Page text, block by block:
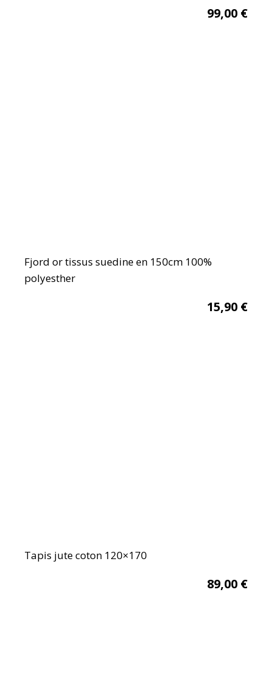
99,00 €
Fjord or tissus suedine en 150cm 100%
polyesther
15,90 €
Tapis jute coton 120×170
89,00 €